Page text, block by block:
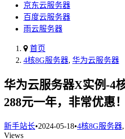
京东云服务器
百度云服务器
雨云服务器
首页
4核8G服务器, 华为云服务器
华为云服务器X实例-4
288元一年，非常优惠！
新手站长•2024-05-18•4核8G服务器,
Views